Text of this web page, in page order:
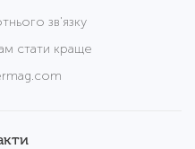
зв'язку
стати краще